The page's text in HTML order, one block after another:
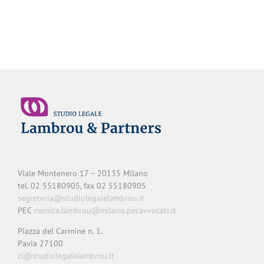
Viale Montenero 17 – 20135 Milano
tel. 02 55180905, fax 02 55180905
segreteria@studiolegalelambrou.it
PEC monica.lambrou@milano.pecavvocati.it
Piazza del Carmine n. 1.
Pavia 27100
cl@studiolegalelambrou.it